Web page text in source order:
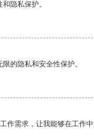
隐私保护。
的隐私和安全性保护。
作需求，让我能够在工作中